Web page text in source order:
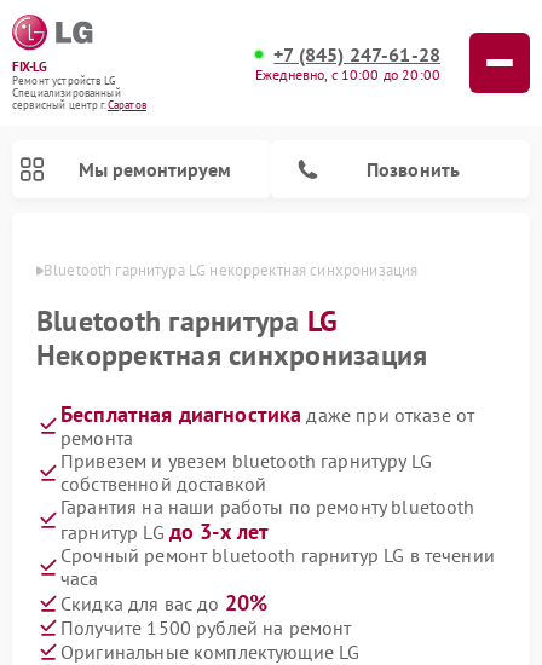
FIX-LG
Ремонт устройств LG
Специализированный
cервисный центр г.Саратов
+7 (845) 247-61-28
Ежедневно, с 10:00 до 20:00
Мы ремонтируем Позвонить
Bluetooth гарнитура LG некорректная синхронизация
Bluetooth гарнитура LG
Некорректная синхронизация
Бесплатная диагностика даже при отказе от
ремонта
Привезем и увезем bluetooth гарнитуру LG
собственной доставкой
Гарантия на наши работы по ремонту bluetooth
гарнитур LG до 3-х лет
Срочный ремонт bluetooth гарнитур LG в течении
часа
Скидка для вас до 20%
Получите 1500 рублей на ремонт
Оригинальные комплектующие LG